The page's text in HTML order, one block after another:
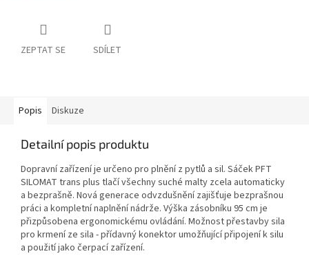
ZEPTAT SE SDÍLET
Popis Diskuze
Detailní popis produktu
Dopravní zařízení je určeno pro plnění z pytlů a sil. Sáček PFT
SILOMAT trans plus tlačí všechny suché malty zcela automaticky
a bezprašně. Nová generace odvzdušnění zajišťuje bezprašnou
práci a kompletní naplnění nádrže. Výška zásobníku 95 cm je
přizpůsobena ergonomickému ovládání. Možnost přestavby sila
pro krmení ze sila - přídavný konektor umožňující připojení k silu
a použití jako čerpací zařízení.